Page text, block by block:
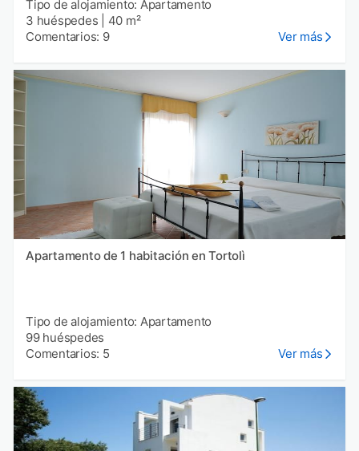
Tipo de alojamiento: Apartamento
3 huéspedes
40 m²
Comentarios: 9
Ver más
Apartamento de 1 habitación en Tortolì
Tipo de alojamiento: Apartamento
99 huéspedes
Comentarios: 5
Ver más